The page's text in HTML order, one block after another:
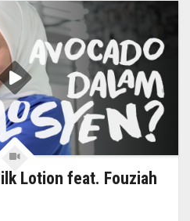
Lotion feat. Fouziah